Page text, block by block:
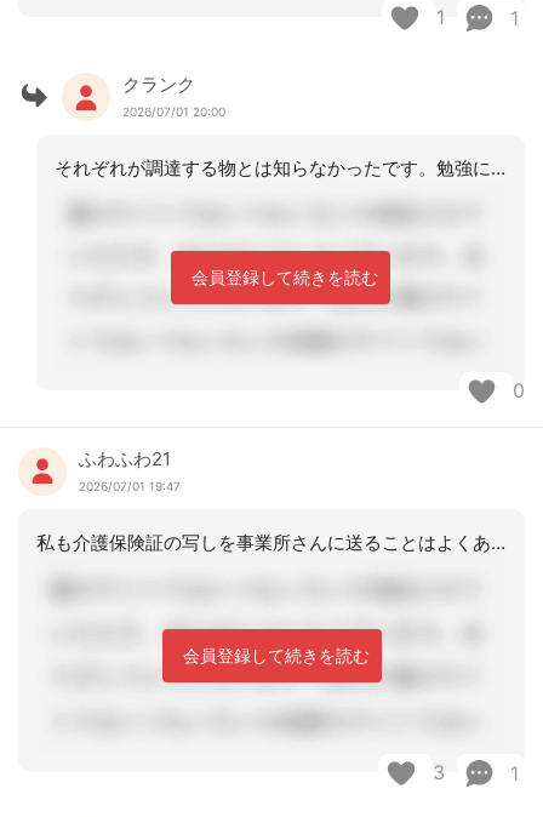
1 1
クランク
2026/07/01 20:00
それぞれが調達する物とは知らなかったです。勉強になりました。この人に任せておけば
会員登録して続きを読む
0
ふわふわ21
2026/07/01 19:47
私も介護保険証の写しを事業所さんに送ることはよくありますよ〜。キーパーソンが遠方
会員登録して続きを読む
3 1